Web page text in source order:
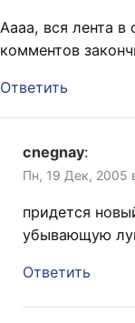
Аааа, вся лента в
комментов
Ответить
cnegnay:
Пн, 19 Дек, 2005
придется
убывающую
Ответить